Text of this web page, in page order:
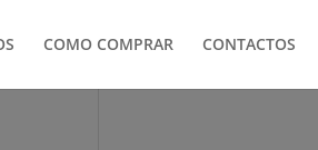
COMO COMPRAR CONTACTOS